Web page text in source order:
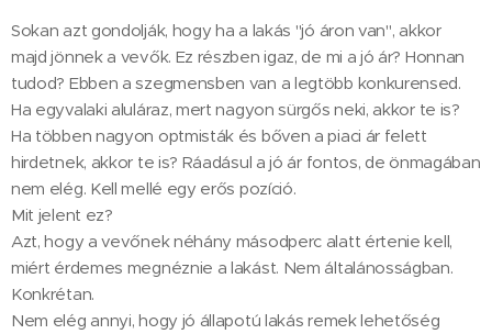
Sokan azt gondolják, hogy ha a lakás "jó áron van", akkor
majd jönnek a vevők. Ez részben igaz, de mi a jó ár? Honnan
tudod? Ebben a szegmensben van a legtöbb konkurensed.
Ha egyvalaki aluláraz, mert nagyon sürgős neki, akkor te is?
Ha többen nagyon optmisták és bőven a piaci ár felett
hirdetnek, akkor te is? Ráadásul a jó ár fontos, de önmagában
nem elég. Kell mellé egy erős pozíció.
Mit jelent ez?
Azt, hogy a vevőnek néhány másodperc alatt értenie kell,
miért érdemes megnéznie a lakást. Nem általánosságban.
Konkrétan.
Nem elég annyi, hogy jó állapotú lakás remek lehetőség